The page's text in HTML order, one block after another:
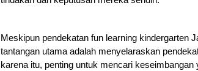
Meskipun pendekatan fun learning kindergarten
tantangan utama adalah menyelaraskan
karena itu, penting untuk mencari